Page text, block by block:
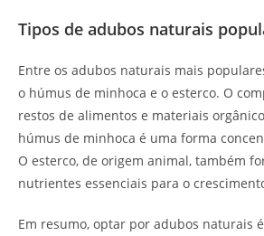
Tipos de adubos naturais
Entre os adubos naturais mais
o húmus de minhoca e o esterco. O
restos de alimentos e materiais
húmus de minhoca é uma forma
O esterco, de origem animal, também
nutrientes essenciais para o
Em resumo, optar por adubos naturais